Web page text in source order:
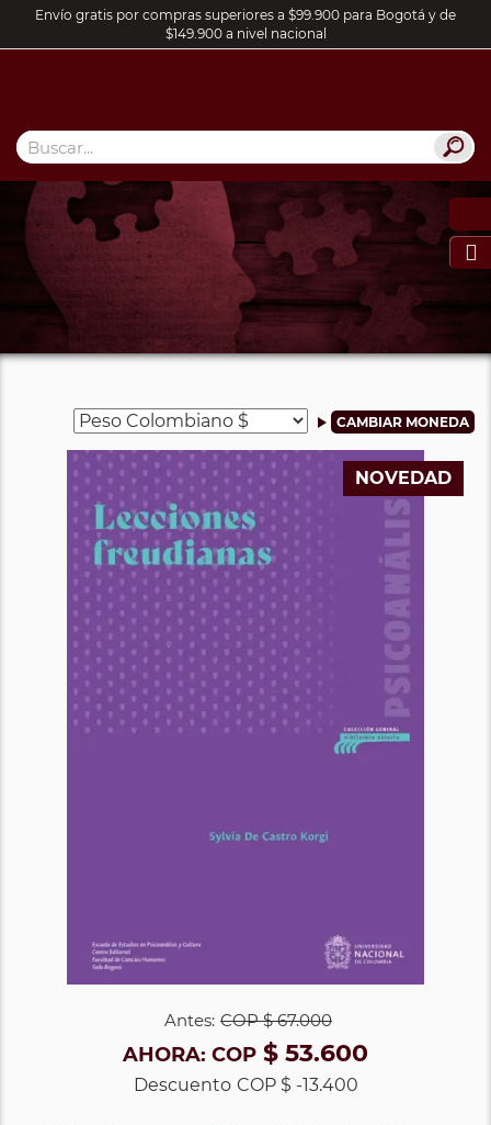
Envío gratis por compras superiores a $99.900 para Bogotá y de
$149.900 a nivel nacional

NOVEDAD
Antes: COP$ 67.000
AHORA: COP $ 53.600
Descuento COP $ -13.400